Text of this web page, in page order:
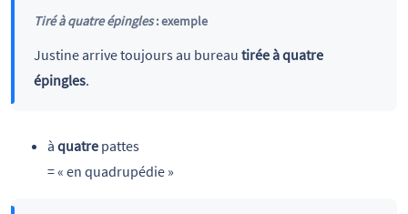
Tiré à quatre épingles: exemple
Justine arrive toujours au bureau tirée à quatre
épingles.
à quatre pattes
= « en quadrupédie »